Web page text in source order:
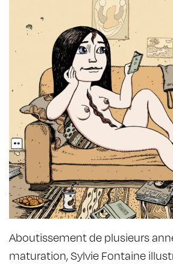
Aboutissement de plusieurs
maturation, Sylvie Fontaine